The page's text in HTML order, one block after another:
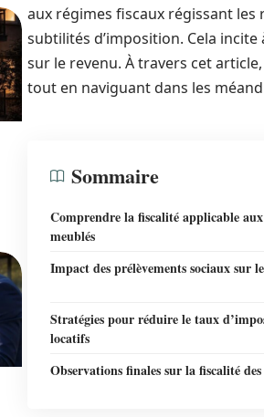
aux régimes fiscaux régissant
subtilités d’imposition. Cela
sur le revenu. À travers cet
tout en naviguant dans les
Sommaire
Comprendre la fiscalité applicable
meublés
Impact des prélèvements sociaux sur
Stratégies pour réduire le taux
locatifs
Observations finales sur la fiscalité